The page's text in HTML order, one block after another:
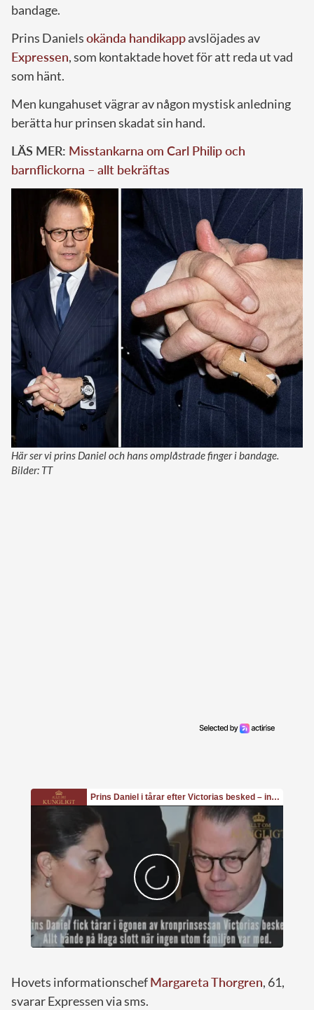
bandage.
Prins Danielsokända handikappavslöjades av
Expressen, som kontaktade hovet för att reda ut vad
som hänt.
Men kungahuset vägrar av någon mystisk anledning
berätta hur prinsen skadat sin hand.
LÄS MER: Misstankarna om Carl Philip och
barnflickorna – allt bekräftas
Här ser vi prins Daniel och hans omplåstrade finger i bandage.
Bilder: TT
Hovets informationschefMargareta Thorgren, 61,
svarar Expressen via sms.